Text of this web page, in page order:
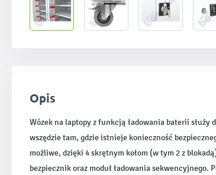
Opis
Wózek na laptopy z funkcją ładowania baterii
wszędzie tam, gdzie istnieje konieczność
możliwe, dzięki 4 skrętnym kołom (w tym 2 z
bezpiecznik oraz moduł ładowania